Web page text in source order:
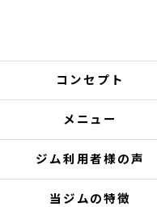
コンセプト
メニュー
ジム利用者様の声
当ジムの特徴